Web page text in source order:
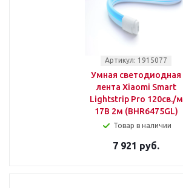
Артикул: 1915077
Умная светодиодная
лента Xiaomi Smart
Lightstrip Pro 120св./м
17В 2м (BHR6475GL)
Товар в наличии
7 921 руб.